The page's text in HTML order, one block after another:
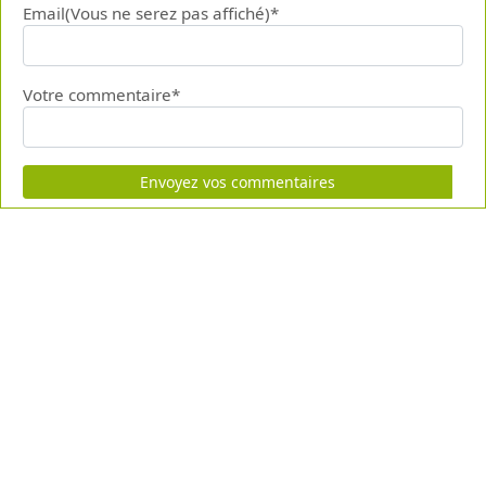
Email(Vous ne serez pas affiché)*
Votre commentaire*
Envoyez vos commentaires